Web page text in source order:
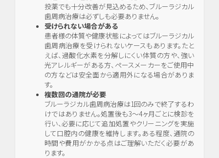
投薬でも十分改善が見込めるため、ブルーラジカル
歯周病治療は必ずしも必要ありません。
受けられない場合がある
患者様の体質や健康状態によってはブルーラジカル
歯周病治療を受けられないケースもあります。たと
えば、過酸化水素を分解しにくい体質の方や、強い
光アレルギーがある方、ペースメーカーをご使用中
の方などは安全面から適用外になる場合がありま
す。
複数回の通院が必要
ブルーラジカル歯周病治療は1回のみで終了するわ
けではありません。処置後も3〜4ヶ月ごとに検診を
行い、必要に応じて追加処置やクリーニングを実施
して口腔内の健康を維持します。ある程度、通院の
時間や費用がかかる点はご理解いただく必要があ
ります。